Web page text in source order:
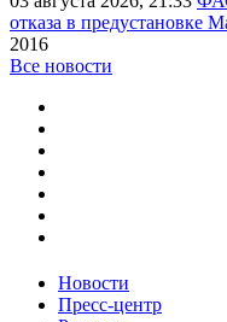
отказа в предустановке
2016
Все новости
Новости
Пресс-центр